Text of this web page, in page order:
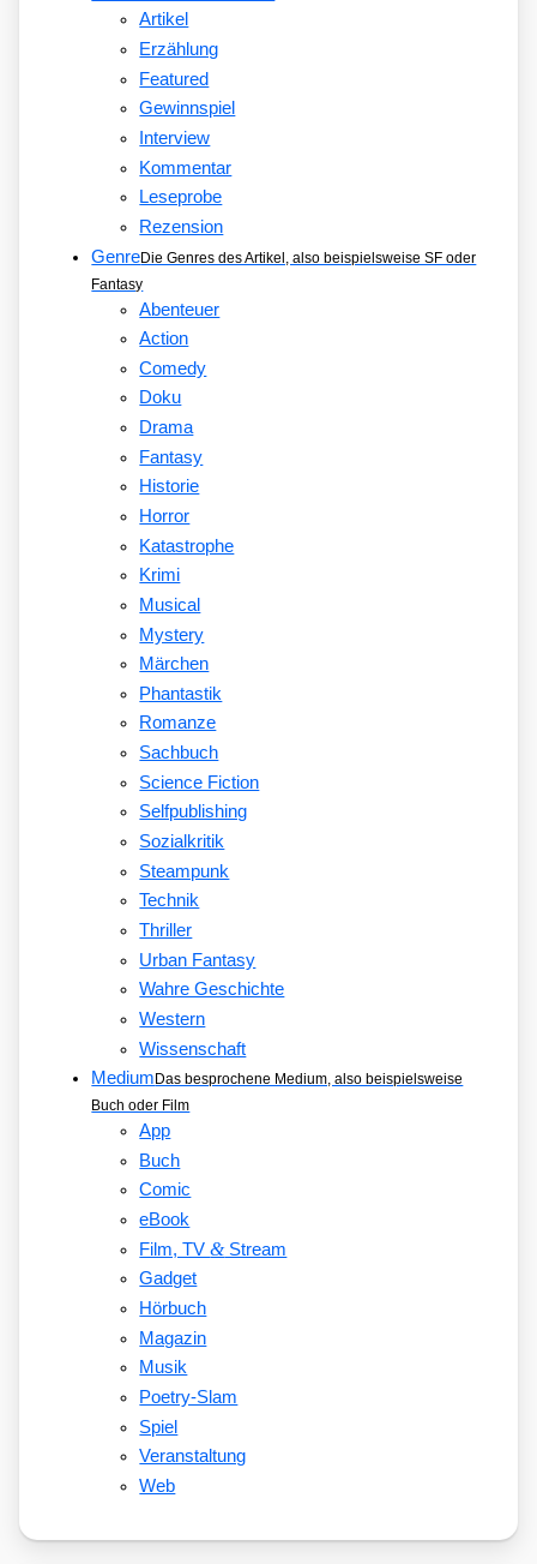
Artikel
Erzählung
Featured
Gewinnspiel
Interview
Kommentar
Leseprobe
Rezension
GenreDie Genres des Artikel, also beispielsweise SF oder
Fantasy
Abenteuer
Action
Comedy
Doku
Drama
Fantasy
Historie
Horror
Katastrophe
Krimi
Musical
Mystery
Märchen
Phantastik
Romanze
Sachbuch
Science Fiction
Selfpublishing
Sozialkritik
Steampunk
Technik
Thriller
Urban Fantasy
Wahre Geschichte
Western
Wissenschaft
Medium Das besprochene Medium, also beispielsweise
Buch oder Film
App
Buch
Comic
eBook
Film, TV&Stream
Gadget
Hörbuch
Magazin
Musik
Poetry-Slam
Spiel
Veranstaltung
Web